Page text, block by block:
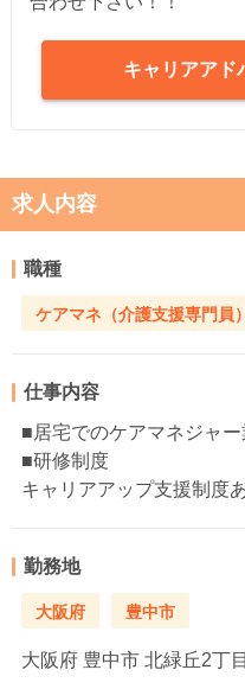
キャリアアド
求人内容
職種
ケアマネ（介護支援専門員）
仕事内容
■居宅でのケアマネジャ
■研修制度
キャリアアップ支援制度
勤務地
大阪府 豊中市
大阪府 豊中市 北緑丘2丁